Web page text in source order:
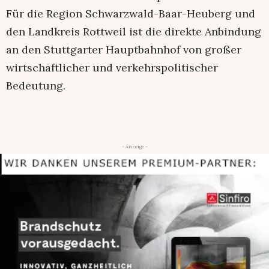
Für die Region Schwarzwald-Baar-Heuberg und
den Landkreis Rottweil ist die direkte Anbindung
an den Stuttgarter Hauptbahnhof von großer
wirtschaftlicher und verkehrspolitischer
Bedeutung.
- Anzeige -